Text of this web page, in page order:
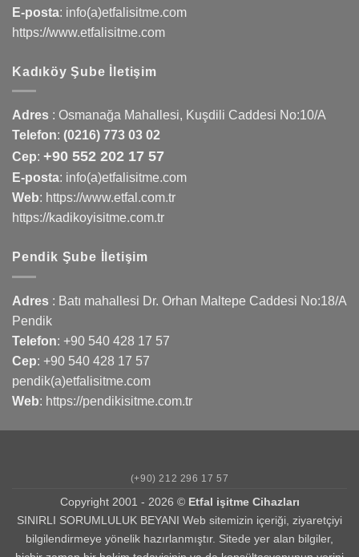
E-posta: info(a)etfalisitme.com
https://www.etfalisitme.com
Kadıköy Şube İletişim
Adres : Osmanağa Mahallesi, Kuşdili Caddesi No:10/A
Telefon: (0216) 773 03 02
Cep: +90 552 202 17 57
E-posta: info(a)etfalisitme.com
Web: https://www.etfal.com.tr
https://kadikoyisitme.com.tr
Pendik Şube İletişim
Adres : Batı mahallesi Dr. Orhan Maltepe Caddesi No:18/A
Pendik
Telefon: +90 540 428 17 57
Cep: +90 540 428 17 57
pendik(a)etfalisitme.com
Web: https://pendikisitme.com.tr
(+90) 212 296 17 57
Copyright 2001 - 2026 © Etfal işitme Cihazları
SINIRLI SORUMLULUK BEYANI Web sitemizin içeriği, ziyaretçiyi
bilgilendirmeye yönelik hazırlanmıştır. Sitede yer alan bilgiler,